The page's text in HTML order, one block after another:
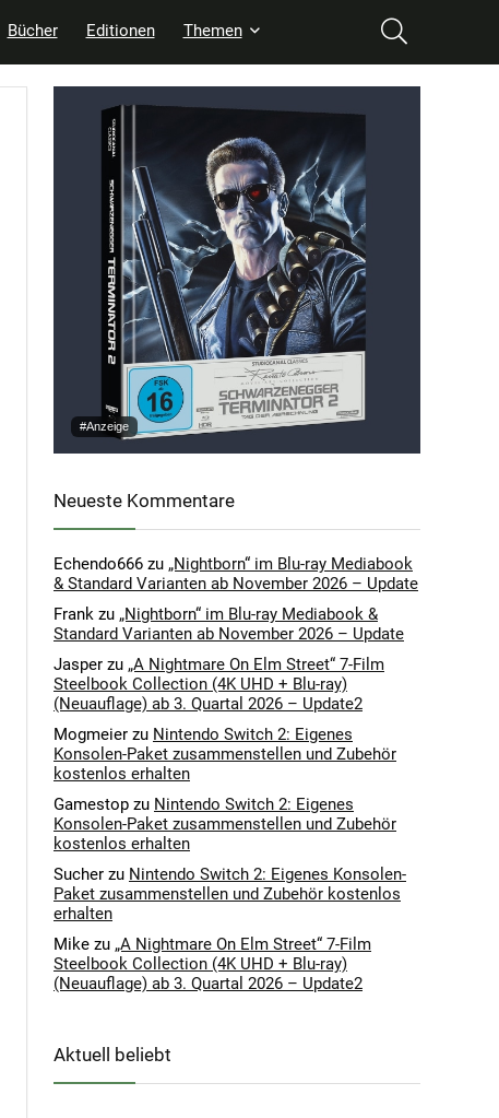
Bücher Editionen Themen
#Anzeige
Neueste Kommentare
Echendo666 zu „Nightborn“ im Blu-ray Mediabook
& Standard Varianten ab November 2026 – Update
Frank zu „Nightborn“ im Blu-ray Mediabook &
Standard Varianten ab November 2026 – Update
Jasper zu „A Nightmare On Elm Street“ 7-Film
Steelbook Collection (4K UHD + Blu-ray)
(Neuauflage) ab 3. Quartal 2026 – Update2
Mogmeier zu Nintendo Switch 2: Eigenes
Konsolen-Paket zusammenstellen und Zubehör
kostenlos erhalten
Gamestop zu Nintendo Switch 2: Eigenes
Konsolen-Paket zusammenstellen und Zubehör
kostenlos erhalten
Sucher zu Nintendo Switch 2: Eigenes Konsolen-
Paket zusammenstellen und Zubehör kostenlos
erhalten
Mike zu „A Nightmare On Elm Street“ 7-Film
Steelbook Collection (4K UHD + Blu-ray)
(Neuauflage) ab 3. Quartal 2026 – Update2
Aktuell beliebt